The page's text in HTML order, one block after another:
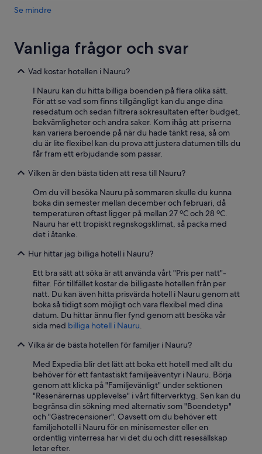
Se mindre
Vanliga frågor och svar
Vad kostar hotellen i Nauru?
I Nauru kan du hitta billiga boenden på flera olika sätt.
För att se vad som finns tillgängligt kan du ange dina
resedatum och sedan filtrera sökresultaten efter budget,
bekvämligheter och andra saker. Kom ihåg att priserna
kan variera beroende på när du hade tänkt resa, så om
du är lite flexibel kan du prova att justera datumen tills du
får fram ett erbjudande som passar.
Vilken är den bästa tiden att resa till Nauru?
Om du vill besöka Nauru på sommaren skulle du kunna
boka din semester mellan december och februari, då
temperaturen oftast ligger på mellan 27 ºC och 28 ºC.
Nauru har ett tropiskt regnskogsklimat, så packa med
det i åtanke.
Hur hittar jag billiga hotell i Nauru?
Ett bra sätt att söka är att använda vårt "Pris per natt"-
filter. För tillfället kostar de billigaste hotellen från per
natt. Du kan även hitta prisvärda hotell i Nauru genom att
boka så tidigt som möjligt och vara flexibel med dina
datum. Du hittar ännu fler fynd genom att besöka vår
sida med billiga hotell i Nauru
Vilka är de bästa hotellen för familjer i Nauru?
Med Expedia blir det lätt att boka ett hotell med allt du
behöver för ett fantastiskt familjeäventyr i Nauru. Börja
genom att klicka på "Familjevänligt" under sektionen
"Resenärernas upplevelse" i vårt filterverktyg. Sen kan du
begränsa din sökning med alternativ som "Boendetyp"
och "Gästrecensioner". Oavsett om du behöver ett
familjehotell i Nauru för en minisemester eller en
ordentlig vinterresa har vi det du och ditt resesällskap
letar efter.